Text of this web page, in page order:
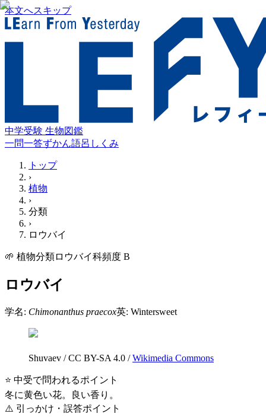
本文へスキップ
中学受験 生物図鑑
一問一答ずかん語呂 しくみ
トップ
›
植物
›
分類
›
ロウバイ
🌱 植物分類ロウバイ科頻度 B
ロウバイ
学名: Chimonanthus praecox英: Wintersweet
Shuvaev /CC BY-SA 4.0 / Wikimedia Commons
⭐ 中受で問われるポイント
冬に黄色い花。良い香り。
⚠️ 引っかけ・誤答ポイント